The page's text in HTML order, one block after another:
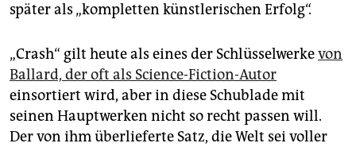
später als „kompletten künstlerischen Erfolg“.
„Crash“ gilt heute als eines der Schlüsselwerkevon
Ballard, der oft als Science-Fiction-Autor
einsortiert wird, aber in diese Schublade mit
seinen Hauptwerken nicht so recht passen will.
Der von ihm überlieferte Satz, die Welt sei voller